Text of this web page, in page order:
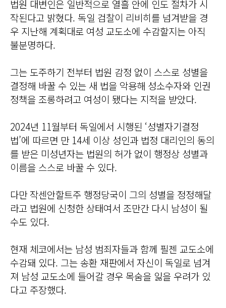
법원 대변인은 일반적으로 열흘 안에 인도 절차가 시
작된다고 밝혔다. 독일 검찰이 리비히를 넘겨받을 경
우 지난해 계획대로 여성 교도소에 수감할지는 아직
불분명하다.
그는 도주하기 전부터 법원 감정 없이 스스로 성별을
결정해 바꿀 수 있는 새 법을 악용해 성소수자와 인권
정책을 조롱하려고 여성이 됐다는 지적을 받았다.
2024년 11월부터 독일에서 시행된 ‘성별자기결정
법’에 따르면 만 14세 이상 성인과 법정 대리인의 동의
를 받은 미성년자는 법원의 허가 없이 행정상 성별과
이름을 스스로 바꿀 수 있다.
다만 작센안할트주 행정당국이 그의 성별을 정정해달
라고 법원에 신청한 상태여서 조만간 다시 남성이 될
수도 있다.
현재 체코에서는 남성 범죄자들과 함께 필젠 교도소에
수감돼 있다. 그는 송환 재판에서 자신이 독일로 넘겨
져 남성 교도소에 들어갈 경우 목숨을 잃을 우려가 있
다고 주장했다.